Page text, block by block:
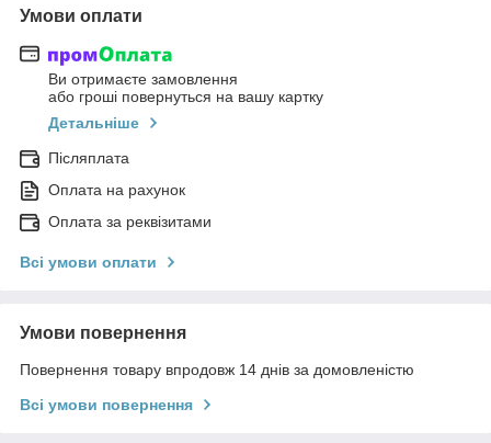
Умови оплати
Ви отримаєте замовлення
або гроші повернуться на вашу картку
Детальніше
Післяплата
Оплата на рахунок
Оплата за реквізитами
Всі умови оплати
Умови повернення
Повернення товару впродовж 14 днів за домовленістю
Всі умови повернення